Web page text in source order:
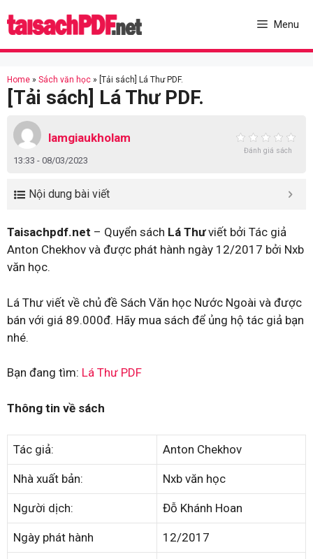
to
Menu
Home » Sách văn học » [Tải sách] Lá Thư PDF.
[Tải sách] Lá Thư PDF.
lamgiaukholam
13:33 - 08/03/2023
Đánh giá sách
Nội dung bài viết
Taisachpdf.net – Quyển sách Lá Thưviết bởi Tác giả
Anton Chekhov và được phát hành ngày 12/2017 bởi Nxb
văn học.
Lá Thư viết về chủ đề Sách Văn học Nước Ngoài và được
bán với giá 89.000đ. Hãy mua sách để ủng hộ tác giả bạn
nhé.
Bạn đang tìm: Lá Thư PDF
Thông tin về sách
Tác giả: Anton Chekhov
Nhà xuất bản: Nxb văn học
Người dịch: Đỗ Khánh Hoan
Ngày phát hành 12/2017